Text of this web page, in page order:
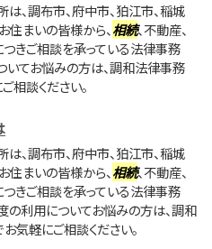
、調布市、府中市、狛江市、稲城
住まいの皆様から、相続、不動産、
きご相談を承っている法律事務
いてお悩みの方は、調和法律事務
相談ください。
、調布市、府中市、狛江市、稲城
住まいの皆様から、相続、不動産、
きご相談を承っている法律事務
の利用についてお悩みの方は、調和
気軽にご相談ください。